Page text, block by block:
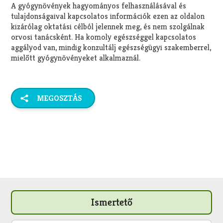
A gyógynövények hagyományos felhasználásával és
tulajdonságaival kapcsolatos információk ezen az oldalon
kizárólag oktatási célból jelennek meg, és nem szolgálnak
orvosi tanácsként. Ha komoly egészséggel kapcsolatos
aggályod van, mindig konzultálj egészségügyi szakemberrel,
mielőtt gyógynövényeket alkalmaznál.
MEGOSZTÁS
Ismertető